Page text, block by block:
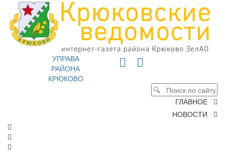
УПРАВА
РАЙОНА
КРЮКОВО
ГЛАВНОЕ
НОВОСТИ